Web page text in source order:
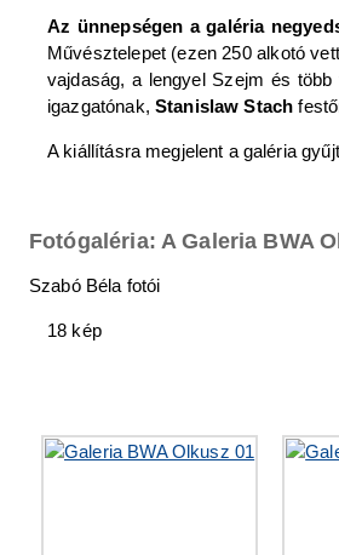
Az ünnepségen a galéria
Művésztelepet (ezen 250 alkotó
vajdaság, a lengyel Szejm és
igazgatónak, Stanislaw Stach
A kiállításra megjelent a galéria
Fotógaléria: A Galeria BWA
Szabó Béla fotói
18 kép